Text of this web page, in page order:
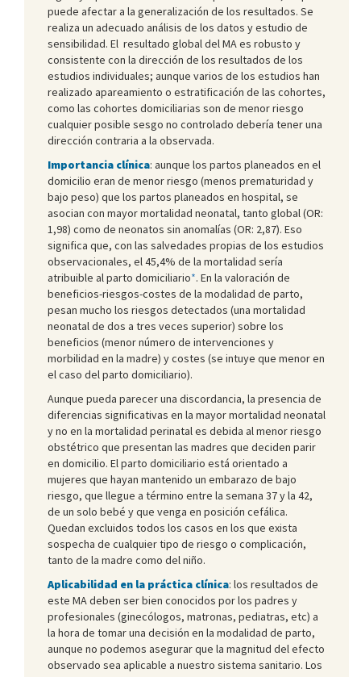
puede afectar a la generalización de los resultados. Se
realiza un adecuado análisis de los datos y estudio de
sensibilidad. El resultado global del MA es robusto y
consistente con la dirección de los resultados de los
estudios individuales; aunque varios de los estudios han
realizado apareamiento o estratificación de las cohortes,
como las cohortes domiciliarias son de menor riesgo
cualquier posible sesgo no controlado debería tener una
dirección contraria a la observada.
Importancia clínica: aunque los partos planeados en el
domicilio eran de menor riesgo (menos prematuridad y
bajo peso) que los partos planeados en hospital, se
asocian con mayor mortalidad neonatal, tanto global (OR:
1,98) como de neonatos sin anomalías (OR: 2,87). Eso
significa que, con las salvedades propias de los estudios
observacionales, el 45,4% de la mortalidad sería
atribuible al parto domiciliario*. En la valoración de
beneficios-riesgos-costes de la modalidad de parto,
pesan mucho los riesgos detectados (una mortalidad
neonatal de dos a tres veces superior) sobre los
beneficios (menor número de intervenciones y
morbilidad en la madre) y costes (se intuye que menor en
el caso del parto domiciliario).
Aunque pueda parecer una discordancia, la presencia de
diferencias significativas en la mayor mortalidad neonatal
y no en la mortalidad perinatal es debida al menor riesgo
obstétrico que presentan las madres que deciden parir
en domicilio. El parto domiciliario está orientado a
mujeres que hayan mantenido un embarazo de bajo
riesgo, que llegue a término entre la semana 37 y la 42,
de un solo bebé y que venga en posición cefálica.
Quedan excluidos todos los casos en los que exista
sospecha de cualquier tipo de riesgo o complicación,
tanto de la madre como del niño.
Aplicabilidad en la práctica clínica: los resultados de
este MA deben ser bien conocidos por los padres y
profesionales (ginecólogos, matronas, pediatras, etc) a
la hora de tomar una decisión en la modalidad de parto,
aunque no podemos asegurar que la magnitud del efecto
observado sea aplicable a nuestro sistema sanitario. Los